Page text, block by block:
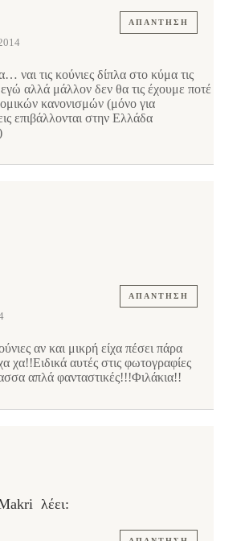
ΑΠΆΝΤΗΣΗ
ναι τις κούνιες δίπλα στο κύμα τις
αλλά μάλλον δεν θα τις έχουμε ποτέ
κανονισμών (μόνο για
επιβάλλονται στην Ελλάδα
ΑΠΆΝΤΗΣΗ
αν και μικρή είχα πέσει πάρα
χα!!Ειδικά αυτές στις φωτογραφίες
απλά φανταστικές!!!Φιλάκια!!
λέει: